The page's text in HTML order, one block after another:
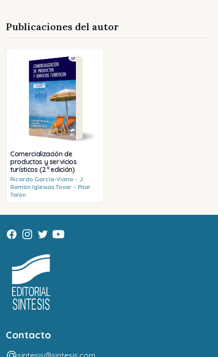
Publicaciones del autor
Comercialización de
productos y servicios
turísticos (2.ª edición)
Ricardo García-Viana - J.
Ramón Iglesias Tovar - Pilar
Talón
Contacto